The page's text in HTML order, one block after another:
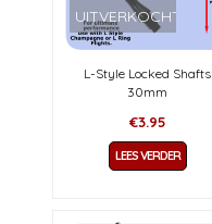
L-Style Locked Shafts
30mm
€3.95
LEES VERDER
UITVERKOCHT